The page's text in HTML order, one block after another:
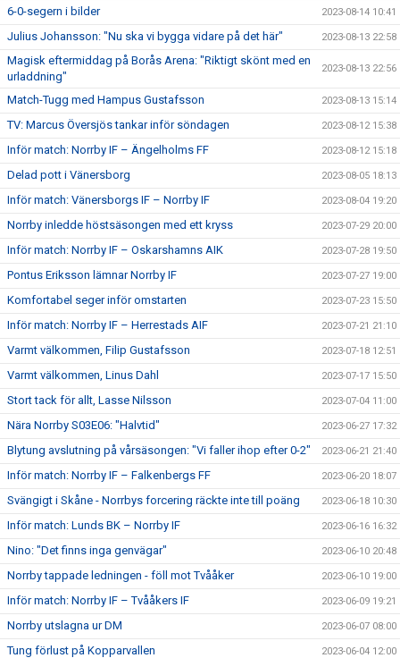
6-0-segern i bilder 2023-08-14 10:41
Julius Johansson: "Nu ska vi bygga vidare på det här" 2023-08-13 22:58
Magisk eftermiddag på Borås Arena: "Riktigt skönt med en
urladdning"
2023-08-13 22:56
Match-Tugg med Hampus Gustafsson 2023-08-13 15:14
TV: Marcus Översjös tankar inför söndagen 2023-08-12 15:38
Inför match: Norrby IF – Ängelholms FF 2023-08-12 15:18
Delad pott i Vänersborg 2023-08-05 18:13
Inför match: Vänersborgs IF – Norrby IF 2023-08-04 19:20
Norrby inledde höstsäsongen med ett kryss 2023-07-29 20:00
Inför match: Norrby IF – Oskarshamns AIK 2023-07-28 19:50
Pontus Eriksson lämnar Norrby IF 2023-07-27 19:00
Komfortabel seger inför omstarten 2023-07-23 15:50
Inför match: Norrby IF – Herrestads AIF 2023-07-21 21:10
Varmt välkommen, Filip Gustafsson 2023-07-18 12:51
Varmt välkommen, Linus Dahl 2023-07-17 15:50
Stort tack för allt, Lasse Nilsson 2023-07-04 11:00
Nära Norrby S03E06: "Halvtid" 2023-06-27 17:32
Blytung avslutning på vårsäsongen: "Vi faller ihop efter 0-2" 2023-06-21 21:40
Inför match: Norrby IF – Falkenbergs FF 2023-06-20 18:07
Svängigt i Skåne - Norrbys forcering räckte inte till poäng 2023-06-18 10:30
Inför match: Lunds BK – Norrby IF 2023-06-16 16:32
Nino: "Det finns inga genvägar" 2023-06-10 20:48
Norrby tappade ledningen - föll mot Tvååker 2023-06-10 19:00
Inför match: Norrby IF – Tvååkers IF 2023-06-09 19:21
Norrby utslagna ur DM 2023-06-07 08:00
Tung förlust på Kopparvallen 2023-06-04 12:00